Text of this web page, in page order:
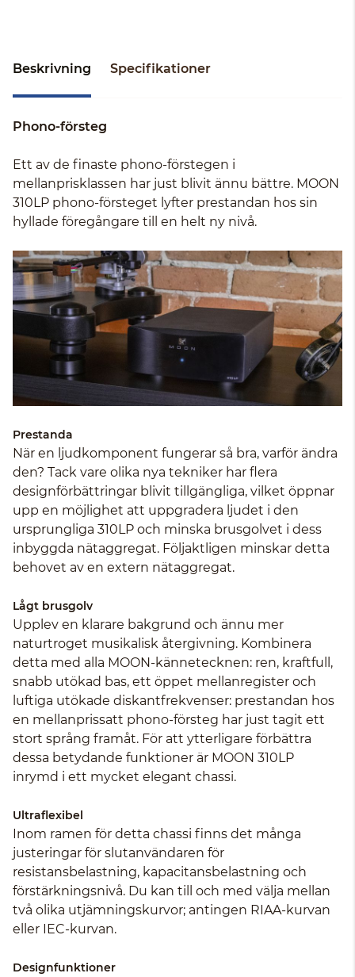
Beskrivning Specifikationer
Phono-försteg
Ett av de finaste phono-förstegen i
mellanprisklassen har just blivit ännu bättre. MOON
310LP phono-försteget lyfter prestandan hos sin
hyllade föregångare till en helt ny nivå.
Prestanda
När en ljudkomponent fungerar så bra, varför ändra
den? Tack vare olika nya tekniker har flera
designförbättringar blivit tillgängliga, vilket öppnar
upp en möjlighet att uppgradera ljudet i den
ursprungliga 310LP och minska brusgolvet i dess
inbyggda nätaggregat. Följaktligen minskar detta
behovet av en extern nätaggregat.
Lågt brusgolv
Upplev en klarare bakgrund och ännu mer
naturtroget musikalisk återgivning. Kombinera
detta med alla MOON-kännetecknen: ren, kraftfull,
snabb utökad bas, ett öppet mellanregister och
luftiga utökade diskantfrekvenser: prestandan hos
en mellanprissatt phono-försteg har just tagit ett
stort språng framåt. För att ytterligare förbättra
dessa betydande funktioner är MOON 310LP
inrymd i ett mycket elegant chassi.
Ultraflexibel
Inom ramen för detta chassi finns det många
justeringar för slutanvändaren för
resistansbelastning, kapacitansbelastning och
förstärkningsnivå. Du kan till och med välja mellan
två olika utjämningskurvor; antingen RIAA-kurvan
eller IEC-kurvan.
Designfunktioner